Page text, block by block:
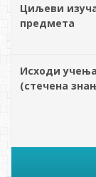
Циљеви
предмета
Исходи учења
(стечена